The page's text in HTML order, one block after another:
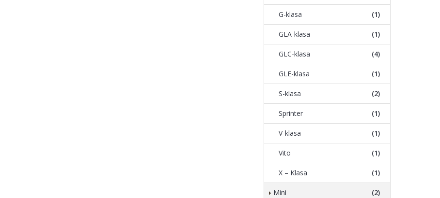
G-klasa (1)
GLA-klasa (1)
GLC-klasa (4)
GLE-klasa (1)
S-klasa (2)
Sprinter (1)
V-klasa (1)
Vito (1)
X – Klasa (1)
Mini (2)